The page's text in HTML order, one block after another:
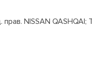
NISSAN QASHQAI;